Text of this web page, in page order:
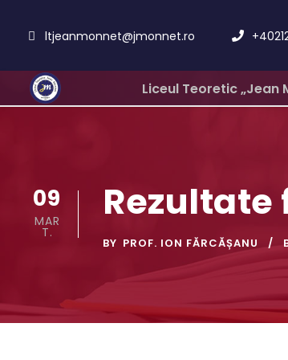
ltjeanmonnet@jmonnet.ro
Liceul Teoretic „Jean
09
MAR
T.
Rezultate
BY PROF. ION FĂRCĂȘANU